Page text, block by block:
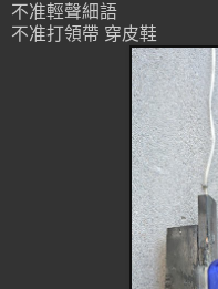
不准輕聲細語
不准打領帶 穿皮鞋